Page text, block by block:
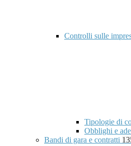
Controlli sulle
Tipologie di
Obblighi e
Bandi di gara e contratti